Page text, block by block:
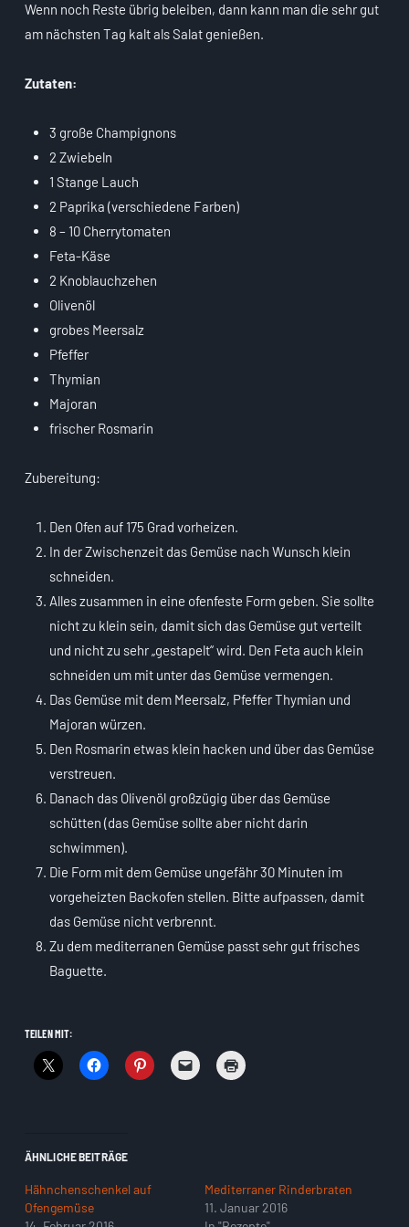
Wenn noch Reste übrig beleiben, dann kann man die sehr gut
am nächsten Tag kalt als Salat genießen.
Zutaten:
3 große Champignons
2 Zwiebeln
1 Stange Lauch
2 Paprika (verschiedene Farben)
8 – 10 Cherrytomaten
Feta-Käse
2 Knoblauchzehen
Olivenöl
grobes Meersalz
Pfeffer
Thymian
Majoran
frischer Rosmarin
Zubereitung:
Den Ofen auf 175 Grad vorheizen.
In der Zwischenzeit das Gemüse nach Wunsch klein
schneiden.
Alles zusammen in eine ofenfeste Form geben. Sie sollte
nicht zu klein sein, damit sich das Gemüse gut verteilt
und nicht zu sehr „gestapelt“ wird. Den Feta auch klein
schneiden um mit unter das Gemüse vermengen.
Das Gemüse mit dem Meersalz, Pfeffer Thymian und
Majoran würzen.
Den Rosmarin etwas klein hacken und über das Gemüse
verstreuen.
Danach das Olivenöl großzügig über das Gemüse
schütten (das Gemüse sollte aber nicht darin
schwimmen).
Die Form mit dem Gemüse ungefähr 30 Minuten im
vorgeheizten Backofen stellen. Bitte aufpassen, damit
das Gemüse nicht verbrennt.
Zu dem mediterranen Gemüse passt sehr gut frisches
Baguette.
TEILEN MIT:
ÄHNLICHE BEITRÄGE
Hähnchenschenkel auf
Ofengemüse
Mediterraner Rinderbraten
11. Januar 2016